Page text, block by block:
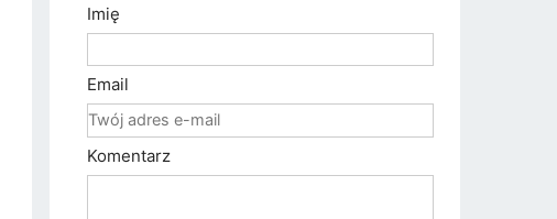
Imię
Email
Komentarz